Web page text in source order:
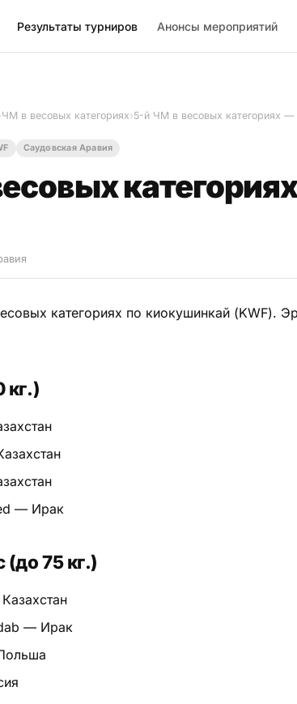
Результаты турниров Анонсы мероприятий
ЧМ в весовых категориях›5-й ЧМ в весовых категориях —
Саудовская Аравия
категориях по киокушинкай (KWF).
кг.)
— Ирак
75 кг.)
— Ирак